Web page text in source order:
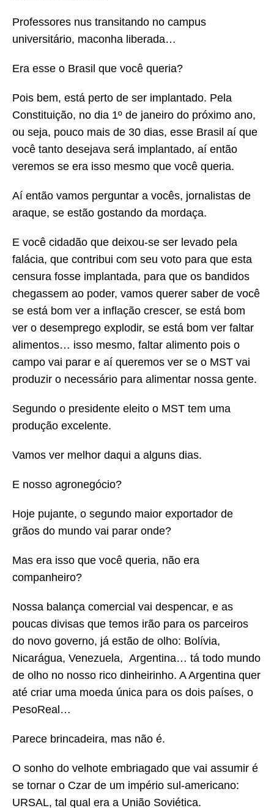
Professores nus transitando no campus
universitário, maconha liberada…
Era esse o Brasil que você queria?
Pois bem, está perto de ser implantado. Pela
Constituição, no dia 1º de janeiro do próximo ano,
ou seja, pouco mais de 30 dias, esse Brasil aí que
você tanto desejava será implantado, aí então
veremos se era isso mesmo que você queria.
Aí então vamos perguntar a vocês, jornalistas de
araque, se estão gostando da mordaça.
E você cidadão que deixou-se ser levado pela
falácia, que contribui com seu voto para que esta
censura fosse implantada, para que os bandidos
chegassem ao poder, vamos querer saber de você
se está bom ver a inflação crescer, se está bom
ver o desemprego explodir, se está bom ver faltar
alimentos… isso mesmo, faltar alimento pois o
campo vai parar e aí queremos ver se o MST vai
produzir o necessário para alimentar nossa gente.
Segundo o presidente eleito o MST tem uma
produção excelente.
Vamos ver melhor daqui a alguns dias.
E nosso agronegócio?
Hoje pujante, o segundo maior exportador de
grãos do mundo vai parar onde?
Mas era isso que você queria, não era
companheiro?
Nossa balança comercial vai despencar, e as
poucas divisas que temos irão para os parceiros
do novo governo, já estão de olho: Bolívia,
Nicarágua, Venezuela, Argentina… tá todo mundo
de olho no nosso rico dinheirinho. A Argentina quer
até criar uma moeda única para os dois países, o
PesoReal…
Parece brincadeira, mas não é.
O sonho do velhote embriagado que vai assumir é
se tornar o Czar de um império sul-americano:
URSAL, tal qual era a União Soviética.